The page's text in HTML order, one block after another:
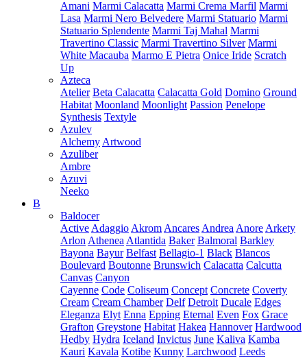
Amani Marmi Calacatta Marmi Crema Marfil Marmi
Lasa Marmi Nero Belvedere Marmi Statuario Marmi
Statuario Splendente Marmi Taj Mahal Marmi
Travertino Classic Marmi Travertino Silver Marmi
White Macauba Marmo E Pietra Onice Iride Scratch
Up
Azteca
Atelier Beta Calacatta Calacatta Gold Domino Ground
Habitat Moonland Moonlight Passion Penelope
Synthesis Textyle
Azulev
Alchemy Artwood
Azuliber
Ambre
Azuvi
Neeko
B
Baldocer
Active Adaggio Akrom Ancares Andrea Anore Arkety
Arlon Athenea Atlantida Baker Balmoral Barkley
Bayona Bayur Belfast Bellagio-1 Black Blancos
Boulevard Boutonne Brunswich Calacatta Calcutta
Canvas Canyon
Cayenne Code Coliseum Concept Concrete Coverty
Cream Cream Chamber Delf Detroit Ducale Edges
Eleganza Elyt Enna Epping Eternal Even Fox Grace
Grafton Greystone Habitat Hakea Hannover Hardwood
Hedby Hydra Iceland Invictus June Kaliva Kamba
Kauri Kavala Kotibe Kunny Larchwood Leeds